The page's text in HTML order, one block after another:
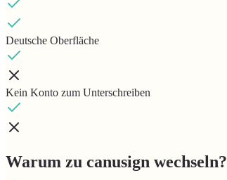
Deutsche Oberfläche
Kein Konto zum Unterschreiben
Warum zu canusign wechseln?